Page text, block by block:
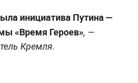
инициатива Путина —
«Время Героев», —
Кремля.